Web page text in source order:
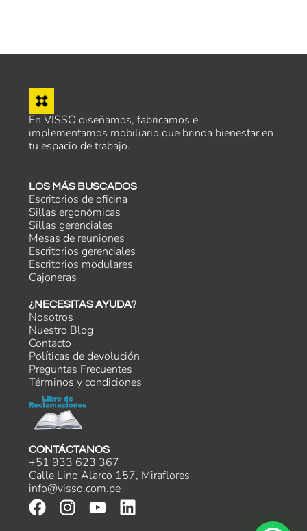
En VISSO diseñamos, fabricamos e
implementamos mobiliario que brinda bienestar en
tu espacio de trabajo.
LOS MÁS BUSCADOS
Escritorios de oficina
Sillas ergonómicas
Sillas gerenciales
Mesas de reuniones
Escritorios gerenciales
Escritorios modulares
Cajoneras
¿NECESITAS AYUDA?
Nosotros
Nuestro Blog
Contacto
Políticas de devolución
Preguntas Frecuentes
Términos y condiciones
CONTÁCTANOS
+51 933 623 367
Calle Lino Alarco 157, Miraflores
info@visso.com.pe